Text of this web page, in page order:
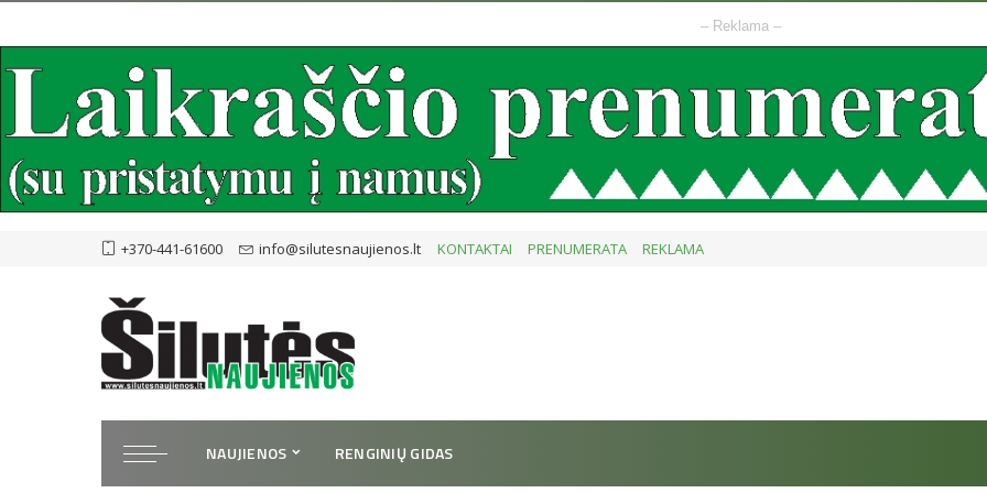
– Reklama –
+370-441-61600 info@silutesnaujienos.lt KONTAKTAI PRENUMERATA REKLAMA
NAUJIENOS RENGINIŲ GIDAS